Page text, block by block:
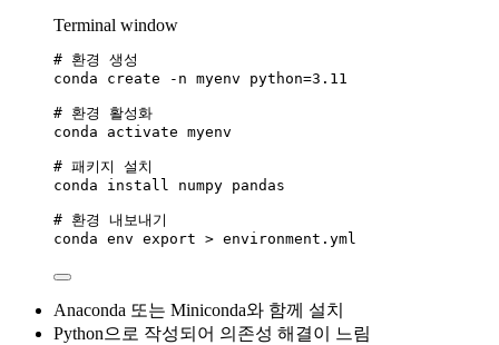
Terminal window
# 환경 생성
conda
create -n myenv python=3.11
# 환경 활성화
conda
activate myenv
# 패키지 설치
conda
install numpy pandas
# 환경 내보내기
conda env export > environment.yml
Anaconda 또는 Miniconda와 함께 설치
Python으로 작성되어 의존성 해결이 느림